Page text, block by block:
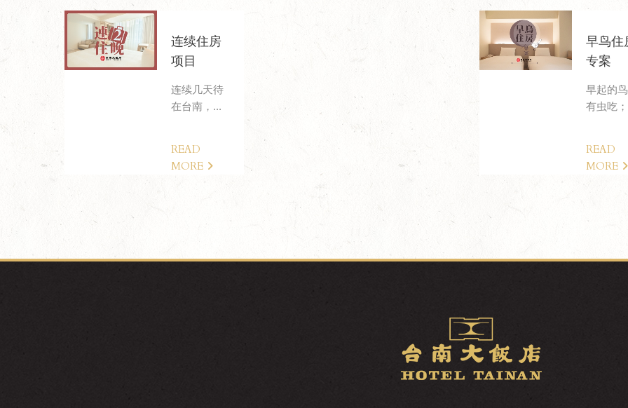
连续住房
项目
连续几天待
在台南，...
READ
MORE
早鸟住
专案
早起的
有虫吃
READ
MORE